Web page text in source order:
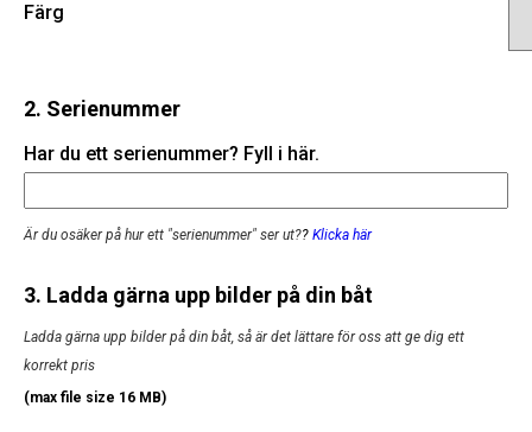
Färg
2. Serienummer
Har du ett serienummer? Fyll i här.
Är du osäker på hur ett "serienummer" ser ut?? Klicka här
3. Ladda gärna upp bilder på din båt
Ladda gärna upp bilder på din båt, så är det lättare för oss att ge dig ett
korrekt pris
(max file size 16 MB)